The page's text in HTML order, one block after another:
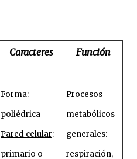
Caracteres Función
Forma:
poliédrica
Pared celular:
primario o
Procesos
metabólicos
generales:
respiración,